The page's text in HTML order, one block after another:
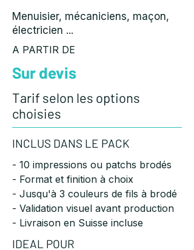
Menuisier, mécaniciens, maçon,
électricien ...
A PARTIR DE
Sur devis
Tarif selon les options
choisies
INCLUS DANS LE PACK
- 10 impressions ou patchs brodés
- Format et finition à choix
- Jusqu'à 3 couleurs de fils à brodé
- Validation visuel avant production
- Livraison en Suisse incluse
IDEAL POUR